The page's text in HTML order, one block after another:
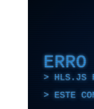
ERRO
HLS.JS
ESTE